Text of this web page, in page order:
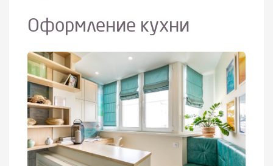
Оформление кухни